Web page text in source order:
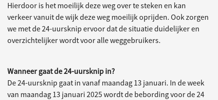
Hierdoor is het moeilijk deze weg over te steken en kan
verkeer vanuit de wijk deze weg moeilijk oprijden. Ook zorgen
we met de 24-uursknip ervoor dat de situatie duidelijker en
overzichtelijker wordt voor alle weggebruikers.
Wanneer gaat de 24-uursknip in?
De 24-uursknip gaat in vanaf maandag 13 januari. In de week
van maandag 13 januari 2025 wordt de bebording voor de 24